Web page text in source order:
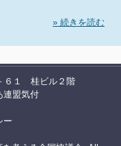
» 続きを読む
６１ 桂ビル２階
連盟気付
ー